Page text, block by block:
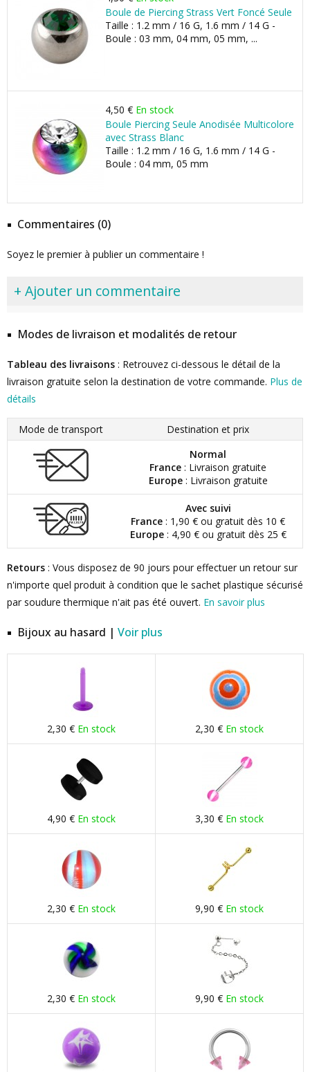
Boule de Piercing Strass Vert Foncé Seule
Taille : 1.2 mm / 16 G, 1.6 mm / 14 G -
Boule : 03 mm, 04 mm, 05 mm, ...
4,50 € En stock
Boule Piercing Seule Anodisée Multicolore
avec Strass Blanc
Taille : 1.2 mm / 16 G, 1.6 mm / 14 G -
Boule : 04 mm, 05 mm
Commentaires (0)
Soyez le premier à publier un commentaire !
+ Ajouter un commentaire
Modes de livraison et modalités de retour
Tableau des livraisons : Retrouvez ci-dessous le détail de la
livraison gratuite selon la destination de votre commande. Plus de
détails
Mode de transport
Destination et prix
Normal
France : Livraison gratuite
Europe: Livraison gratuite
Avec suivi
France : 1,90 € ou gratuit dès 10 €
Europe: 4,90 € ou gratuit dès 25 €
Retours : Vous disposez de 90 jours pour effectuer un retour sur
n'importe quel produit à condition que le sachet plastique sécurisé
par soudure thermique n'ait pas été ouvert. En savoir plus
Bijoux au hasard | Voir plus
2,30 € En stock 2,30 € En stock
4,90 € En stock 3,30 € En stock
2,30 € En stock 9,90 € En stock
2,30 € En stock 9,90 € En stock